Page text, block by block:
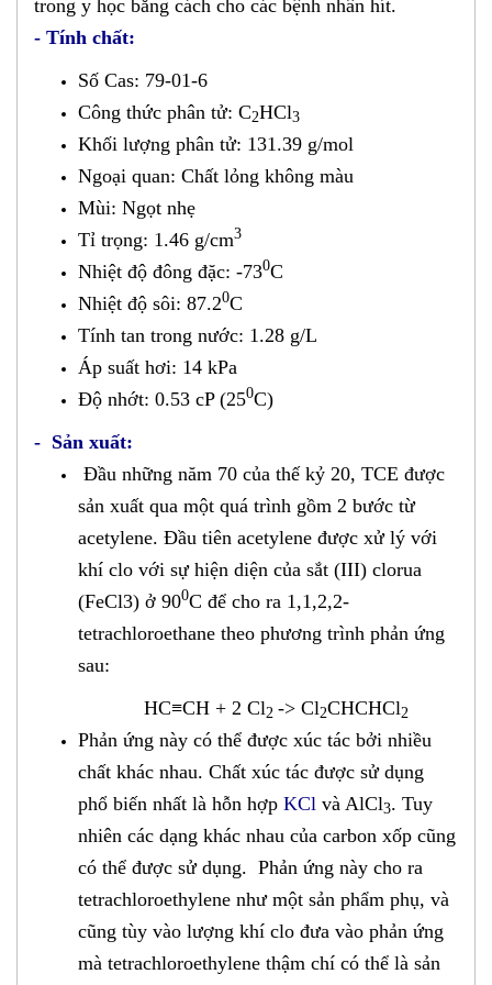
trong y học bằng cách cho các bệnh nhân hít.
- Tính chất:
Số Cas: 79-01-6
Công thức phân tử: C2HCl3
Khối lượng phân tử: 131.39 g/mol
Ngoại quan: Chất lỏng không màu
Mùi: Ngọt nhẹ
Tỉ trọng: 1.46 g/cm3
Nhiệt độ đông đặc: -730C
Nhiệt độ sôi: 87.20C
Tính tan trong nước: 1.28 g/L
Áp suất hơi: 14 kPa
Độ nhớt: 0.53 cP (250C)
​- Sản xuất:
Đầu những năm 70 của thế kỷ 20, TCE được
sản xuất qua một quá trình gồm 2 bước từ
acetylene. Đầu tiên acetylene được xử lý với
khí clo với sự hiện diện của sắt (III) clorua
(FeCl3) ở 900C để cho ra 1,1,2,2-
tetrachloroethane theo phương trình phản ứng
sau:
HC≡CH + 2 Cl2 -> Cl2CHCHCl2
Phản ứng này có thể được xúc tác bởi nhiều
chất khác nhau. Chất xúc tác được sử dụng
phổ biến nhất là hỗn hợp KCl và AlCl3. Tuy
nhiên các dạng khác nhau của carbon xốp cũng
có thể được sử dụng. Phản ứng này cho ra
tetrachloroethylene như một sản phẩm phụ, và
cũng tùy vào lượng khí clo đưa vào phản ứng
mà tetrachloroethylene thậm chí có thể là sản